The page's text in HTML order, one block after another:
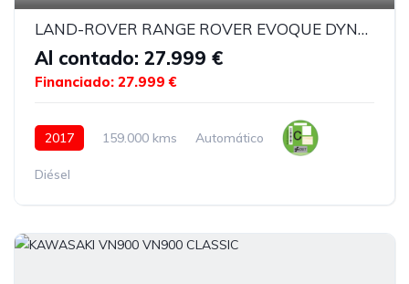
LAND-ROVER RANGE ROVER EVOQUE DYNAMIQUE
Al contado: 27.999 €
Financiado: 27.999 €
2017 159.000 kms Automático
Diésel